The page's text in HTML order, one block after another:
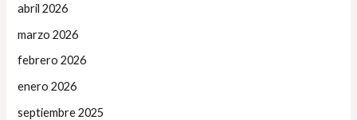
abril 2026
marzo 2026
febrero 2026
enero 2026
septiembre 2025